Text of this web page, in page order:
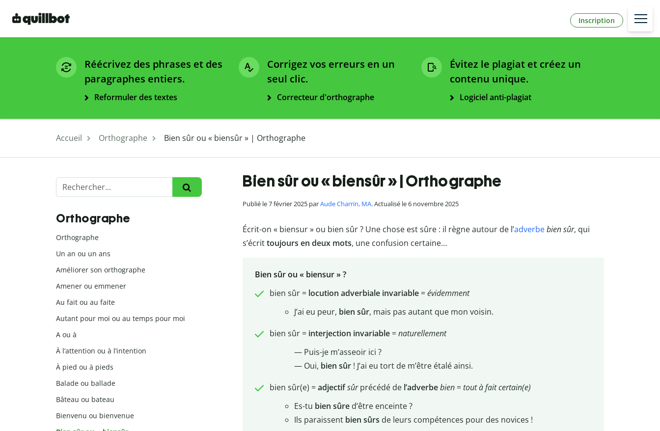
Inscription
Réécrivez des phrases et des
paragraphes entiers.
Reformuler des textes
Corrigez vos erreurs en un
seul clic.
Correcteur d'orthographe
Évitez le plagiat et créez un
contenu unique.
Logiciel anti-plagiat
Accueil Orthographe Bien sûr ou « biensûr » | Orthographe
Bien sûr ou « biensûr » | Orthographe
Publié le 7 février 2025 parAude Charrin, MA. Actualisé le 6 novembre 2025
Écrit-on « biensur » ou bien sûr ? Une chose est sûre : il règne autour de l’adverbebien sûr, qui
s’écrittoujours en deux mots, une confusion certaine…
Bien sûr ou « biensur » ?
bien sûr = locution adverbiale invariable=évidemment
J’ai eu peur, bien sûr, mais pas autant que mon voisin.
bien sûr = interjection invariable=naturellement
— Puis-je m’asseoir ici ?
— Oui, bien sûr! J’ai eu tort de m’être étalé ainsi.
bien sûr(e) =adjectifsûrprécédé de l’adverbebien=tout à fait certain(e)
Es-tu bien sûred’être enceinte ?
Ils paraissent bien sûrs de leurs compétences pour des novices !
Orthographe
Orthographe
Un an ou un ans
Améliorer son orthographe
Amener ou emmener
Au fait ou au faite
Autant pour moi ou au temps pour moi
A ou à
À l’attention ou à l’intention
À pied ou à pieds
Balade ou ballade
Bâteau ou bateau
Bienvenu ou bienvenue